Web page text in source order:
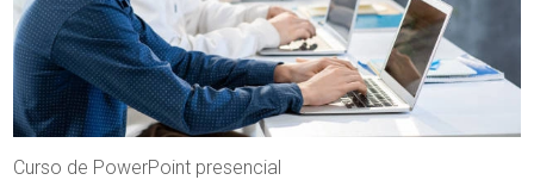
Curso de PowerPoint presencial